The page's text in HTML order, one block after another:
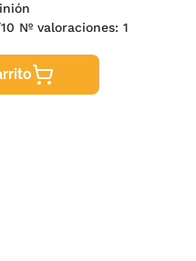
Nº valoraciones: 1